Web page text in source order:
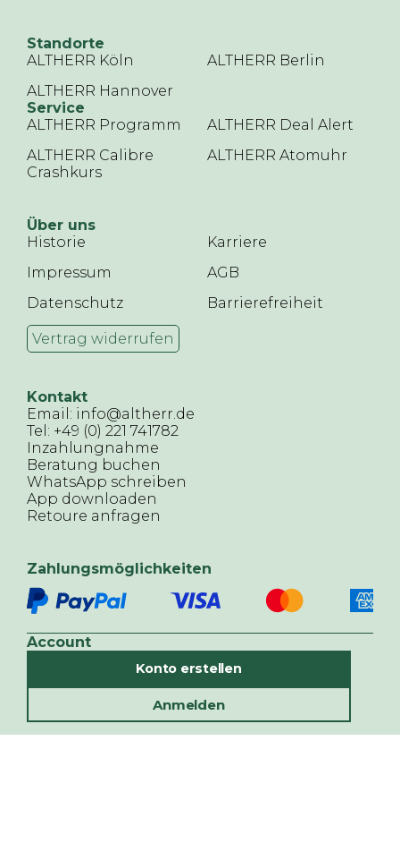
Standorte
ALTHERR Köln
ALTHERR Berlin
ALTHERR Hannover
Service
ALTHERR Programm
ALTHERR Deal Alert
ALTHERR Calibre
Crashkurs
ALTHERR Atomuhr
Über uns
Historie
Karriere
Impressum
AGB
Datenschutz
Barrierefreiheit
Vertrag widerrufen
Kontakt
Email: info@altherr.de
Tel: +49 (0) 221 741782
Inzahlungnahme
Beratung buchen
WhatsApp schreiben
App downloaden
Retoure anfragen
Zahlungsmöglichkeiten
Account
Konto erstellen
Anmelden